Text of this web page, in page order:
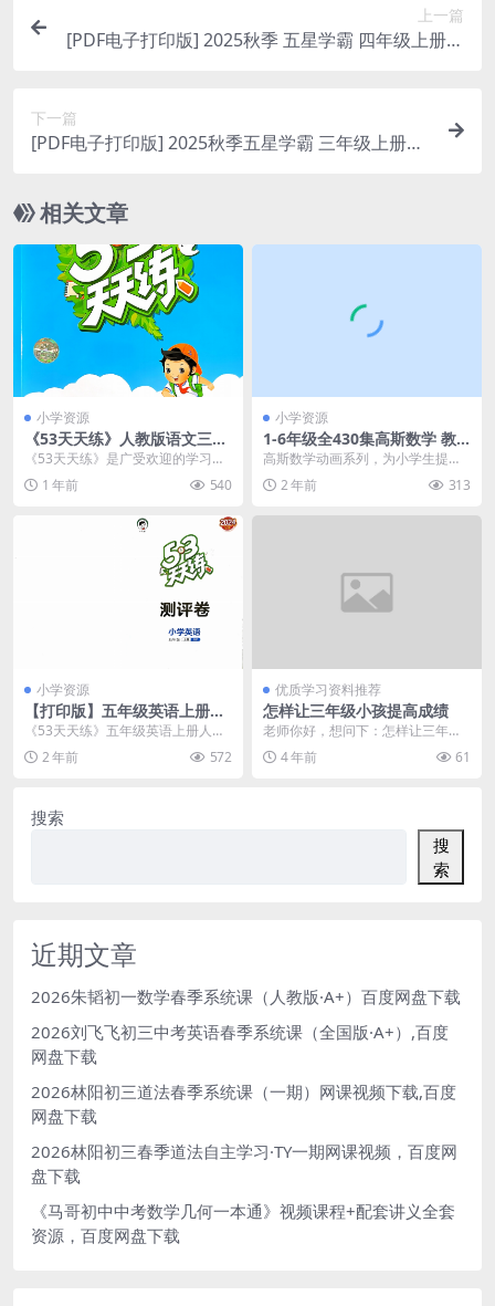
上一篇
[PDF电子打印版] 2025秋季 五星学霸 四年级上册英
下一篇
[PDF电子打印版] 2025秋季五星学霸 三年级上册英
页
相关文章
小学资源
《53天天练》人教版语文三年
级下册练习题试卷PDF电子版
在线下载
《53天天练》是广受欢迎的学习辅
导资料，尤其是人教版语文三年级
下册的练习题试卷，...
1 年前 540
小学资源
1-6年级全430集高斯数学 教
材配套动画视频百度网盘下载
高斯数学动画系列，为小学生提供
了一个全新的学习平台，覆盖1-6年
级的数学知识点。...
2 年前 313
小学资源
【打印版】五年级英语上册人
教PEP版24秋《53天天练》测
评卷 PDF电子版 大小 14.29M
总页数 21 页
《53天天练》五年级英语上册人教
PEP版测评卷是一套专为五年级学
生设计的英语测评...
2 年前 572
优质学习资料推荐
怎样让三年级小孩提高成绩
老师你好，想问下：怎样让三年级
小孩提高成绩？我女儿，一二年级
学习都是95-100...
4 年前 61
搜索
搜
索
近期文章
2026朱韬初一数学春季系统课（人教版·A+）百度网盘下载
2026刘飞飞初三中考英语春季系统课（全国版·A+）,百度
网盘下载
2026林阳初三道法春季系统课（一期）网课视频下载,百度
网盘下载
2026林阳初三春季道法自主学习·TY一期网课视频，百度网
盘下载
《马哥初中中考数学几何一本通》视频课程+配套讲义全套
资源，百度网盘下载